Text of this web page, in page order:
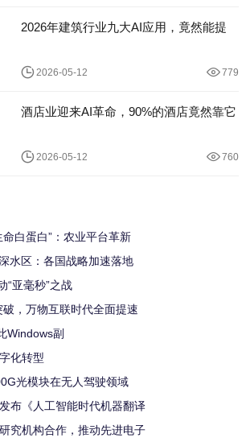
2026年建筑行业九大AI应用，竟然能提
2026-05-12 779
酒店业迎来AI革命，90%的酒店竟然靠它
2026-05-12 760
命白蛋白”：农业平台革新
水区：各国战略加速落地
“亚毫秒”之战
，万物互联时代全面提速
Windows副
化转型
光模块在无人驾驶领域
布《人工智能时代机器翻译
究机构合作，推动先进电子